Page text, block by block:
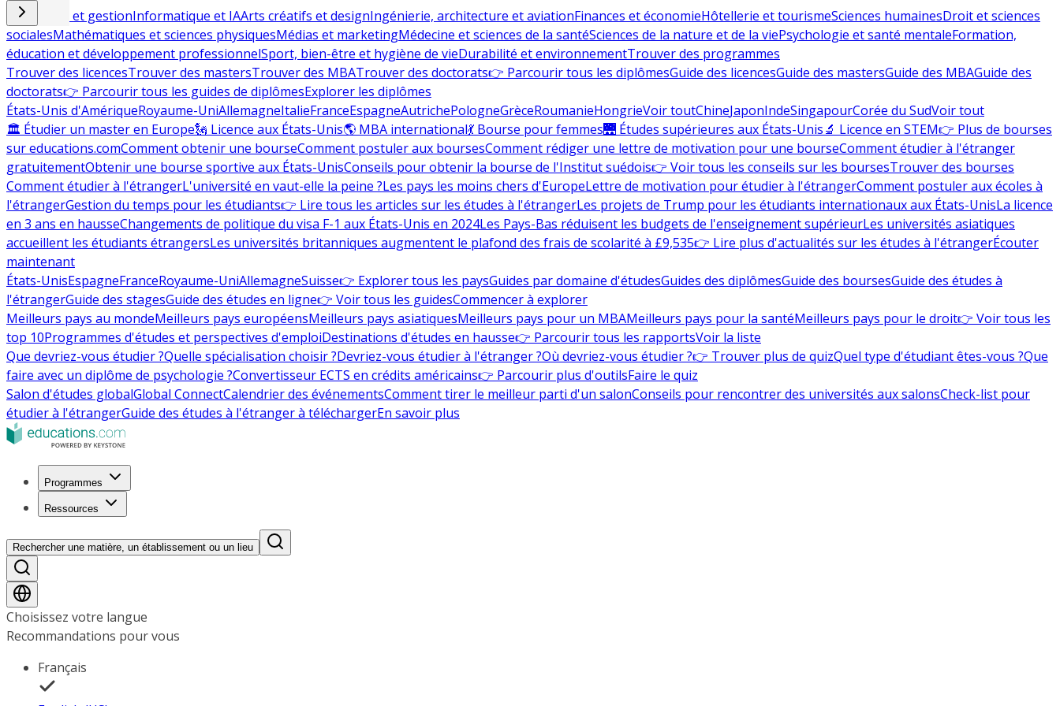
Commerce et gestionInformatique et IAArts créatifs et designIngénierie, architecture et aviationFinances et économieHôtellerie et tourismeSciences humainesDroit et sciences
socialesMathématiques et sciences physiquesMédias et marketingMédecine et sciences de la santéSciences de la nature et de la viePsychologie et santé mentaleFormation,
éducation et développement professionnelSport, bien-être et hygiène de vieDurabilité et environnementTrouver des programmes
Trouver des licencesTrouver des mastersTrouver des MBATrouver des doctorats👉 Parcourir tous les diplômesGuide des licencesGuide des mastersGuide des MBAGuide des
doctorats👉 Parcourir tous les guides de diplômesExplorer les diplômes
États-Unis d'AmériqueRoyaume-UniAllemagneItalieFranceEspagneAutrichePologneGrèceRoumanieHongrieVoir toutChineJaponIndeSingapourCorée du SudVoir tout
🏛 Étudier un master en Europe🗽 Licence aux États-Unis🌎 MBA international💃 Bourse pour femmes🌉 Études supérieures aux États-Unis🔬 Licence en STEM👉 Plus de bourses
sur educations.comComment obtenir une bourseComment postuler aux boursesComment rédiger une lettre de motivation pour une bourseComment étudier à l'étranger
gratuitementObtenir une bourse sportive aux États-UnisConseils pour obtenir la bourse de l'Institut suédois👉 Voir tous les conseils sur les boursesTrouver des bourses
Comment étudier à l'étrangerL'université en vaut-elle la peine ?Les pays les moins chers d'EuropeLettre de motivation pour étudier à l'étrangerComment postuler aux écoles à
l'étrangerGestion du temps pour les étudiants👉 Lire tous les articles sur les études à l'étrangerLes projets de Trump pour les étudiants internationaux aux États-UnisLa licence
en 3 ans en hausseChangements de politique du visa F-1 aux États-Unis en 2024Les Pays-Bas réduisent les budgets de l'enseignement supérieurLes universités asiatiques
accueillent les étudiants étrangersLes universités britanniques augmentent le plafond des frais de scolarité à £9,535👉 Lire plus d'actualités sur les études à l'étrangerÉcouter
maintenant
États-UnisEspagneFranceRoyaume-UniAllemagneSuisse👉 Explorer tous les paysGuides par domaine d'étudesGuides des diplômesGuide des boursesGuide des études à
l'étrangerGuide des stagesGuide des études en ligne👉 Voir tous les guidesCommencer à explorer
Meilleurs pays au mondeMeilleurs pays européensMeilleurs pays asiatiquesMeilleurs pays pour un MBAMeilleurs pays pour la santéMeilleurs pays pour le droit👉 Voir tous les
top 10Programmes d'études et perspectives d'emploiDestinations d'études en hausse👉 Parcourir tous les rapportsVoir la liste
Que devriez-vous étudier ?Quelle spécialisation choisir ?Devriez-vous étudier à l'étranger ?Où devriez-vous étudier ?👉 Trouver plus de quizQuel type d'étudiant êtes-vous ?Que
faire avec un diplôme de psychologie ?Convertisseur ECTS en crédits américains👉 Parcourir plus d'outilsFaire le quiz
Salon d'études globalGlobal ConnectCalendrier des événementsComment tirer le meilleur parti d'un salonConseils pour rencontrer des universités aux salonsCheck-list pour
étudier à l'étrangerGuide des études à l'étranger à téléchargerEn savoir plus
Programmes
Ressources
Rechercher une matière, un établissement ou un lieu
Choisissez votre langue
Recommandations pour vous
Français